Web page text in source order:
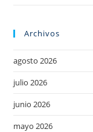
Archivos
agosto 2026
julio 2026
junio 2026
mayo 2026